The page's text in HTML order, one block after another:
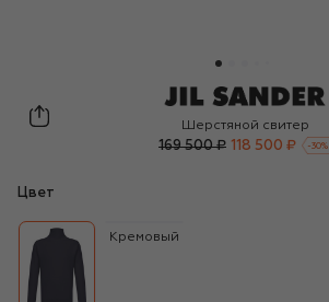
Jil Sander
Шерстяной свитер
169 500 ₽ 118 500 ₽ -30%
Цвет
Кремовый